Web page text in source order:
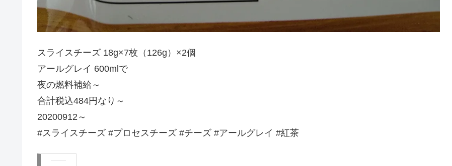
スライスチーズ 18g×7枚（126g）×2個
アールグレイ 600mlで
夜の燃料補給～
合計税込484円なり～
20200912～
#スライスチーズ #プロセスチーズ #チーズ #アールグレイ #紅茶